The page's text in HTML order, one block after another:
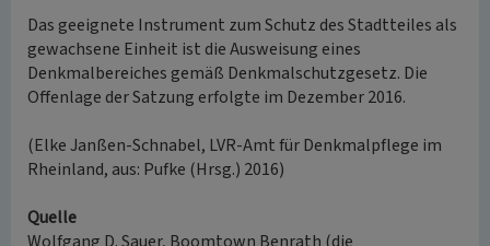
Das geeignete Instrument zum Schutz des Stadtteiles als
gewachsene Einheit ist die Ausweisung eines
Denkmalbereiches gemäß Denkmalschutzgesetz. Die
Offenlage der Satzung erfolgte im Dezember 2016.
(Elke Janßen-Schnabel, LVR-Amt für Denkmalpflege im
Rheinland, aus: Pufke (Hrsg.) 2016)
Quelle